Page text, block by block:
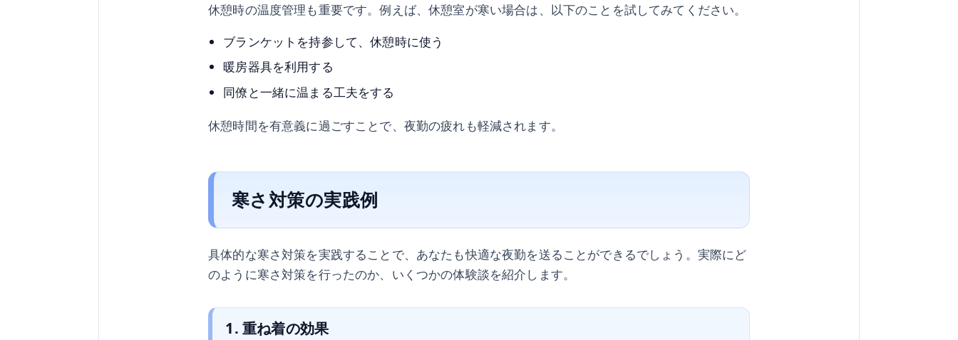
休憩時の温度管理も重要です。例えば、休憩室が寒い場合は、以下のことを試してみてください。
ブランケットを持参して、休憩時に使う
暖房器具を利用する
同僚と一緒に温まる工夫をする
休憩時間を有意義に過ごすことで、夜勤の疲れも軽減されます。
寒さ対策の実践例
具体的な寒さ対策を実践することで、あなたも快適な夜勤を送ることができるでしょう。実際にど
のように寒さ対策を行ったのか、いくつかの体験談を紹介します。
1. 重ね着の効果